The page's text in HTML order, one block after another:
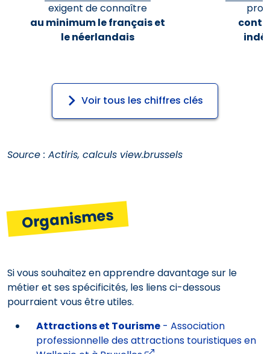
exigent de connaître
au minimum le français et
le néerlandais
Voir tous les chiffres clés
Source : Actiris, calculs view.brussels
Organismes
Si vous souhaitez en apprendre davantage sur le
métier et ses spécificités, les liens ci-dessous
pourraient vous être utiles.
Attractions et Tourisme - Association
professionnelle des attractions touristiques en